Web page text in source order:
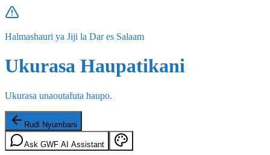
Halmashauri ya Jiji la Dar es Salaam
Ukurasa Haupatikani
Ukurasa unaoutafuta haupo.
Rudi Nyumbani
Ask GWF AI Assistant